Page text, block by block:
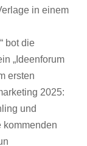
in einem
bot die
„Ideenforum
ersten
2025:
und
kommenden